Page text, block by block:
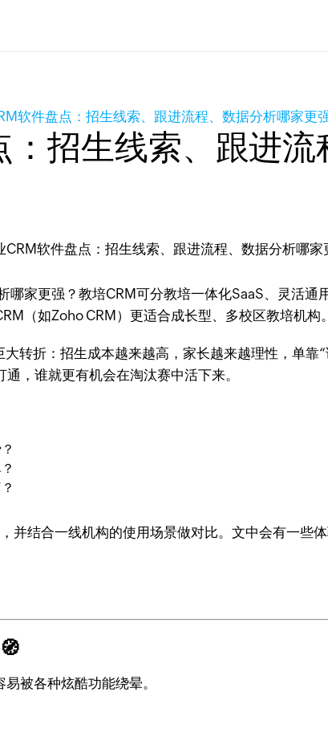
软件盘点：招生线索、跟进流程、数据分析哪家更
招生线索、跟进
哪家更强？教培CRM可分教培一体化SaaS、灵活
（如Zoho CRM）更适合成长型、多校区教培机构。
转折：招生成本越来越高，家长越来越理性，单靠
通，谁就更有机会在淘汰赛中活下来。
并结合一线机构的使用场景做对比。文中会有一些
被各种炫酷功能绕晕。